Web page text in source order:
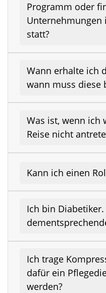
Programm oder
Unternehmungen
statt?
Wann erhalte ich
wann muss diese
Was ist, wenn ich
Reise nicht
Kann ich einen
Ich bin
Ich trage
dafür ein
werden?